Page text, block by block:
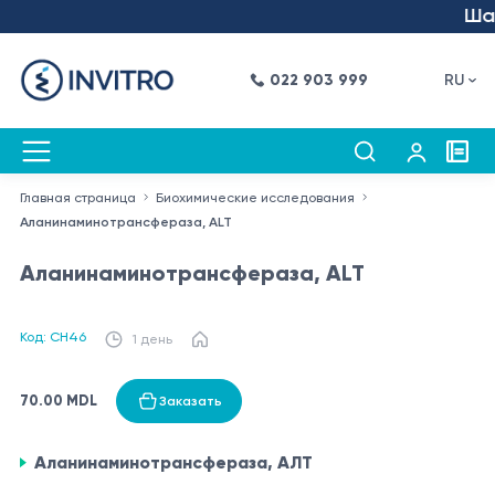
022 903 999 RU
Главная страница
Биохимические исследования
Аланинаминотрансфераза, ALT
Аланинаминотрансфераза, ALT
Код: CH46 1 день
70.00 MDL Заказать
Аланинаминотрансфераза, АЛТ